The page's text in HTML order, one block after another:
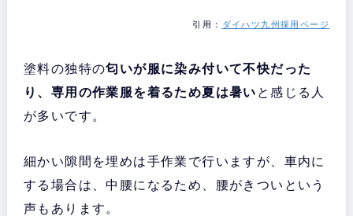
引用： ダイハツ九州採用ページ
塗料の独特の匂いが服に染み付いて不快だった
り、専用の作業服を着るため夏は暑い と感じる人
が多いです。
細かい隙間を埋めは手作業で行いますが、車内に
する場合は、中腰になるため、腰がきついという
声もあります。